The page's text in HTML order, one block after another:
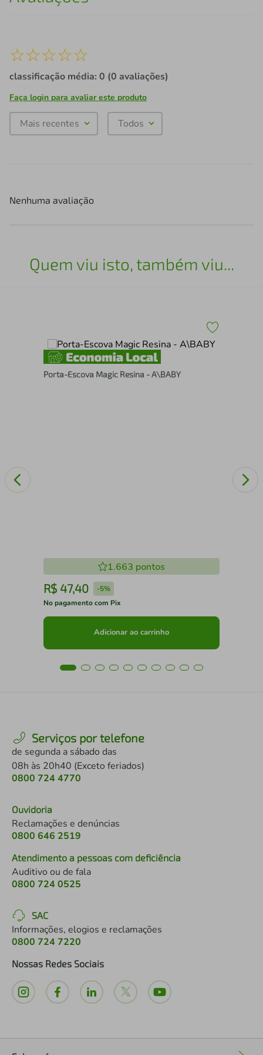
☆☆☆☆☆
classificação média: 0 (0 avaliações)
Faça login para avaliar este produto
Mais recentes Todos
Nenhuma avaliação
Quem viu isto, também viu...
Porta-Escova Magic Resina - A\BABY
1.663 pontos
R$ 47,40 -5%
No pagamento com Pix
Adicionar ao carrinho
Serviços por telefone
de segunda a sábado das
08h às 20h40 (Exceto feriados)
0800 724 4770
Ouvidoria
Reclamações e denúncias
0800 646 2519
Atendimento a pessoas com deficiência
Auditivo ou de fala
0800 724 0525
SAC
Informações, elogios e reclamações
0800 724 7220
Nossas Redes Sociais